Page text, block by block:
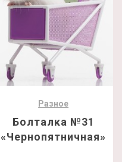
Разное
Болталка №31
«Чернопятничная»